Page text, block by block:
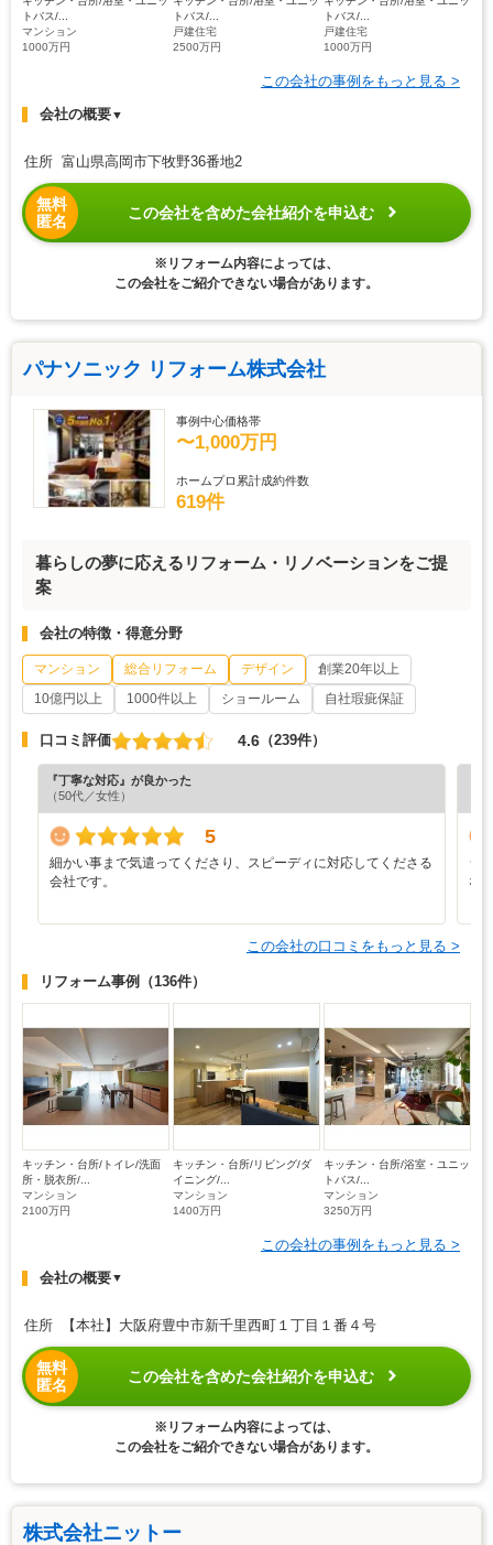
トバス/...
マンション
1000万円
トバス/...
戸建住宅
2500万円
トバス/...
戸建住宅
1000万円
この会社の事例をもっと見る >
会社の概要▼
住所 富山県高岡市下牧野36番地2
無料
匿名
この会社を含めた会社紹介を申込む
※リフォーム内容によっては、
この会社をご紹介できない場合があります。
パナソニック リフォーム株式会社
事例中心価格帯
〜1,000万円
ホームプロ累計成約件数
619件
暮らしの夢に応えるリフォーム・リノベーションをご提
案
会社の特徴・得意分野
マンション 総合リフォーム デザイン
創業20年以上
10億円以上
1000件以上 ショールーム 自社瑕疵保証
口コミ評価 4.6 （239件）
『丁寧な対応』が良かった
（50代／女性）
5
細かい事まで気遣ってくださり、スピーディに対応してくださる
会社です。
シ
な
この会社の口コミをもっと見る >
リフォーム事例 （136件）
キッチン・台所/トイレ/洗面
所・脱衣所/...
マンション
2100万円
キッチン・台所/リビング/ダ
イニング/...
マンション
1400万円
キッチン・台所/浴室・ユニッ
トバス/...
マンション
3250万円
この会社の事例をもっと見る >
会社の概要▼
住所 【本社】大阪府豊中市新千里西町１丁目１番４号
無料
匿名
この会社を含めた会社紹介を申込む
※リフォーム内容によっては、
この会社をご紹介できない場合があります。
株式会社ニットー